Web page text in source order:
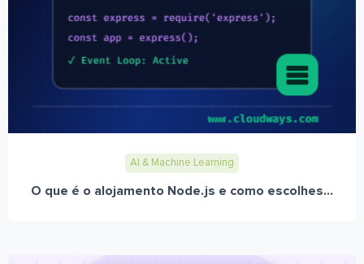
AI & Machine Learning
O que é o alojamento Node.js e como escolhes...